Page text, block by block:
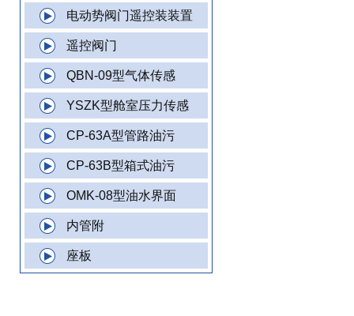
电动势阀门遥控装装置
遥控阀门
QBN-09型气体传感
YSZK型舱室压力传感
CP-63A型管路油污
CP-63B型箱式油污
OMK-08型油水界面
内管附
座板